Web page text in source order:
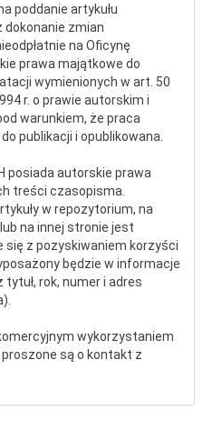
poddanie artykułu
dokonanie zmian
na Oficynę
prawa majątkowe do
wymienionych w art. 50
r. o prawie autorskim i
warunkiem, że praca
publikacji i opublikowana.
posiada autorskie prawa
treści czasopisma.
w repozytorium, na
na innej stronie jest
się z pozyskiwaniem korzyści
będzie w informacje
rok, numer i adres
wykorzystaniem
są o kontakt z